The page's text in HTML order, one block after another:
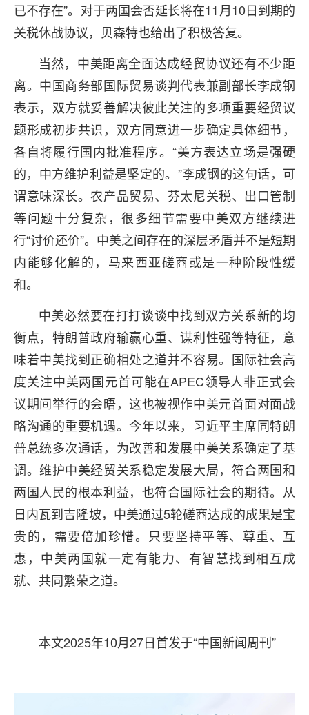
已不存在”。对于两国会否延长将在11月10日到期的
关税休战协议，贝森特也给出了积极答复。
当然，中美距离全面达成经贸协议还有不少距
离。中国商务部国际贸易谈判代表兼副部长李成钢
表示，双方就妥善解决彼此关注的多项重要经贸议
题形成初步共识，双方同意进一步确定具体细节，
各自将履行国内批准程序。“美方表达立场是强硬
的，中方维护利益是坚定的。”李成钢的这句话，可
谓意味深长。农产品贸易、芬太尼关税、出口管制
等问题十分复杂，很多细节需要中美双方继续进
行“讨价还价”。中美之间存在的深层矛盾并不是短期
内能够化解的，马来西亚磋商或是一种阶段性缓
和。
中美必然要在打打谈谈中找到双方关系新的均
衡点，特朗普政府输赢心重、谋利性强等特征，意
味着中美找到正确相处之道并不容易。国际社会高
度关注中美两国元首可能在APEC领导人非正式会
议期间举行的会晤，这也被视作中美元首面对面战
略沟通的重要机遇。今年以来，习近平主席同特朗
普总统多次通话，为改善和发展中美关系确定了基
调。维护中美经贸关系稳定发展大局，符合两国和
两国人民的根本利益，也符合国际社会的期待。从
日内瓦到吉隆坡，中美通过5轮磋商达成的成果是宝
贵的，需要倍加珍惜。只要坚持平等、尊重、互
惠，中美两国就一定有能力、有智慧找到相互成
就、共同繁荣之道。
本文2025年10月27日首发于“中国新闻周刊”